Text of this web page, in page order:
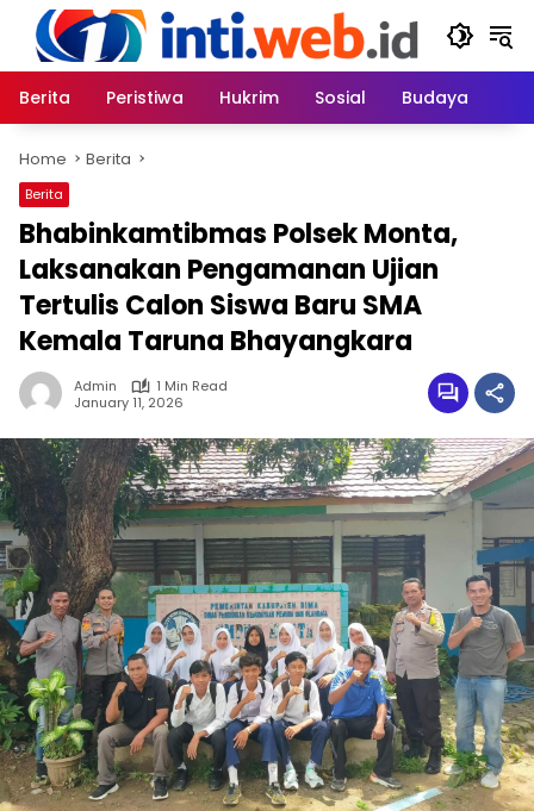
content
Berita
Peristiwa Hukrim Sosial Budaya
Home Berita
Berita
Bhabinkamtibmas Polsek Monta,
Laksanakan Pengamanan Ujian
Tertulis Calon Siswa Baru SMA
Kemala Taruna Bhayangkara
Admin
1 Min Read
January 11, 2026